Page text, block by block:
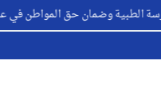
حق المواطن في علاج متكامل